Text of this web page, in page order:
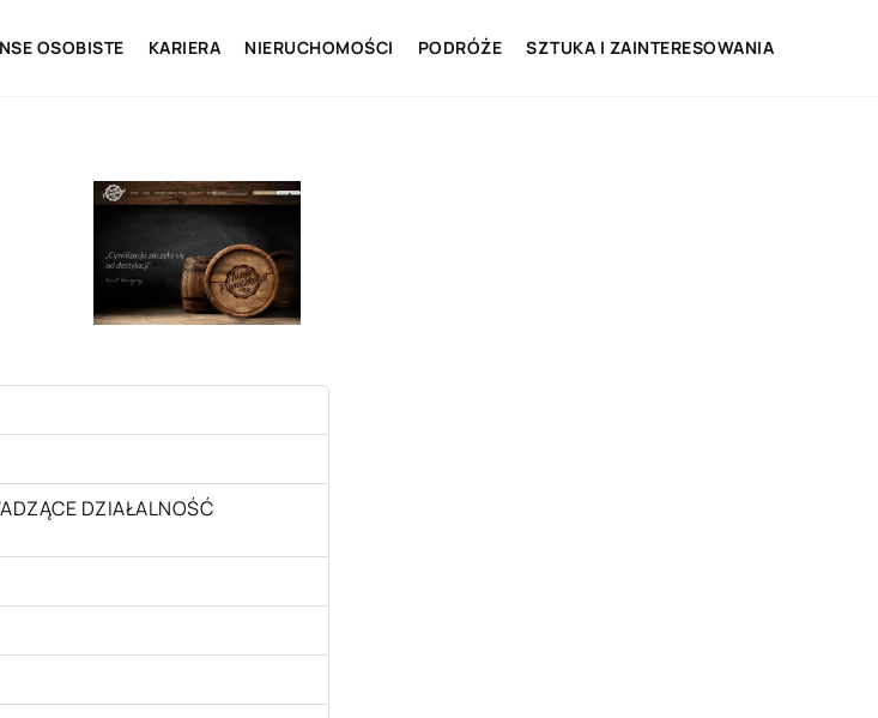
OSOBISTE KARIERA NIERUCHOMOŚCI PODRÓŻE SZTUKA I ZAINTERESOWANIA
DZIAŁALNOŚĆ